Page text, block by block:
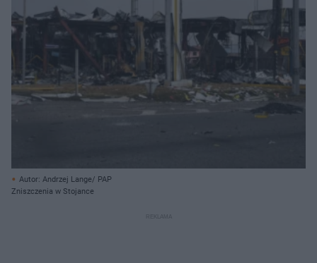
Autor: Andrzej Lange/ PAP
Zniszczenia w Stojance